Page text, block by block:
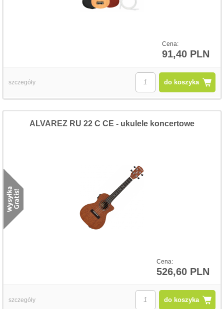
Cena:
91,40 PLN
do koszyka
szczegóły
Cena:
526,60 PLN
ALVAREZ RU 22 C CE - ukulele koncertowe
do koszyka
szczegóły